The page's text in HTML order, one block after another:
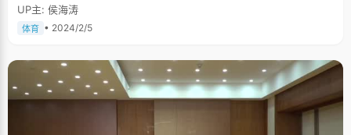
UP主: 侯海涛
体育 • 2024/2/5